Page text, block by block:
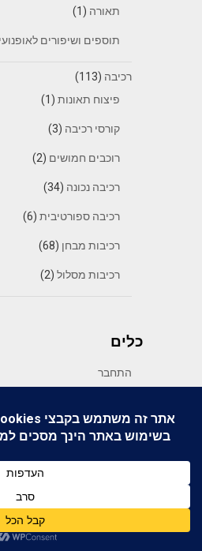
תאורה (1)
תוספים ושיפורים
רכיבה (113)
פיצוח תאונות(1)
קורסי רכיבה (3)
רוכבים חמושים (2)
רכיבה נכונה (34)
רכיבה ספורטיבית(6)
רכיבות מבחן (68)
רכיבות מסלול(2)
כלים
התחבר
פיד תגובות
WordPress.org